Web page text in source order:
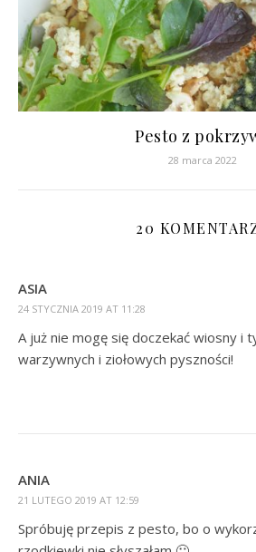
Pesto z
28 marca 2022
20
ASIA
24 STYCZNIA 2019 AT 11:28
A już nie mogę się doczekać wiosny i
warzywnych i ziołowych pyszności!
ANIA
21 LUTEGO 2019 AT 12:59
Spróbuję przepis z pesto, bo o